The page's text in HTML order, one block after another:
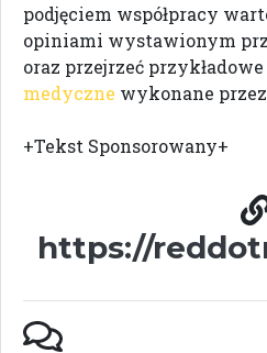
podjęciem współpracy
opiniami wystawionym
oraz przejrzeć przykładowe
medyczne wykonane
+Tekst Sponsorowany+
https://